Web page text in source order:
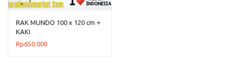
RAK MUNDO 100 x 120 cm +
KAKI
Rp650.000